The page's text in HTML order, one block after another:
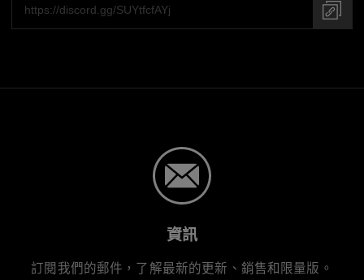
資訊
訂閱我們的郵件，了解最新的更新、銷售和限量版。